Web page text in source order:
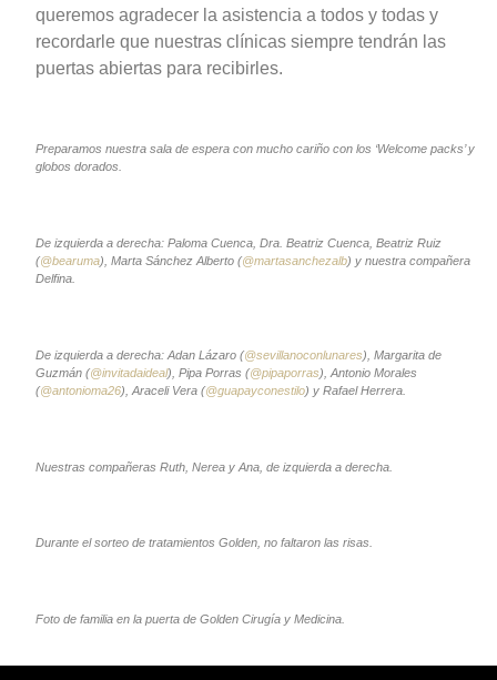
queremos agradecer la asistencia a todos y todas y
recordarle que nuestras clínicas siempre tendrán las
puertas abiertas para recibirles.
Preparamos nuestra sala de espera con mucho cariño con los ‘Welcome packs’ y
globos dorados.
De izquierda a derecha: Paloma Cuenca, Dra. Beatriz Cuenca, Beatriz Ruiz
(@bearuma), Marta Sánchez Alberto (@martasanchezalb) y nuestra compañera
Delfina.
De izquierda a derecha: Adan Lázaro (@sevillanoconlunares), Margarita de
Guzmán (@invitadaideal), Pipa Porras (@pipaporras), Antonio Morales
(@antonioma26), Araceli Vera (@guapayconestilo) y Rafael Herrera.
Nuestras compañeras Ruth, Nerea y Ana, de izquierda a derecha.
Durante el sorteo de tratamientos Golden, no faltaron las risas.
Foto de familia en la puerta de Golden Cirugía y Medicina.